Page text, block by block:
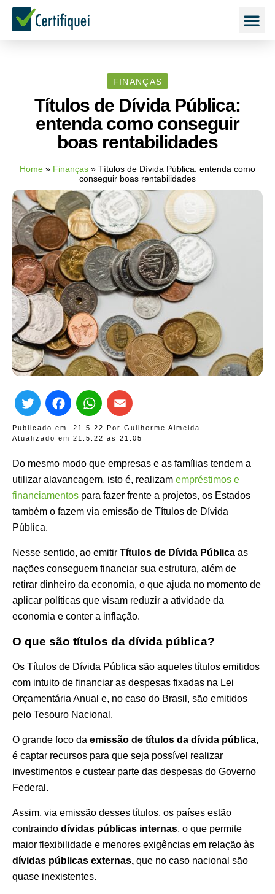
FINANÇAS
Títulos de Dívida Pública:
entenda como conseguir
boas rentabilidades
Home » Finanças » Títulos de Dívida Pública: entenda como
conseguir boas rentabilidades
Publicado em 21.5.22 Por Guilherme Almeida
Atualizado em 21.5.22 as 21:05
TwitterFacebook
WhatsApp
Do mesmo modo que empresas e as famílias tendem a
utilizar alavancagem, isto é, realizam empréstimos e
financiamentos para fazer frente a projetos, os Estados
também o fazem via emissão de Títulos de Dívida
Pública.
Nesse sentido, ao emitir Títulos de Dívida Pública as
nações conseguem financiar sua estrutura, além de
retirar dinheiro da economia, o que ajuda no momento de
aplicar políticas que visam reduzir a atividade da
economia e conter a inflação.
O que são títulos da dívida pública?
Os Títulos de Dívida Pública são aqueles títulos emitidos
com intuito de financiar as despesas fixadas na Lei
Orçamentária Anual e, no caso do Brasil, são emitidos
pelo Tesouro Nacional.
O grande foco da emissão de títulos da dívida pública,
é captar recursos para que seja possível realizar
investimentos e custear parte das despesas do Governo
Federal.
Assim, via emissão desses títulos, os países estão
contraindo dívidas públicas internas, o que permite
maior flexibilidade e menores exigências em relação às
dívidas públicas externas, que no caso nacional são
quase inexistentes.